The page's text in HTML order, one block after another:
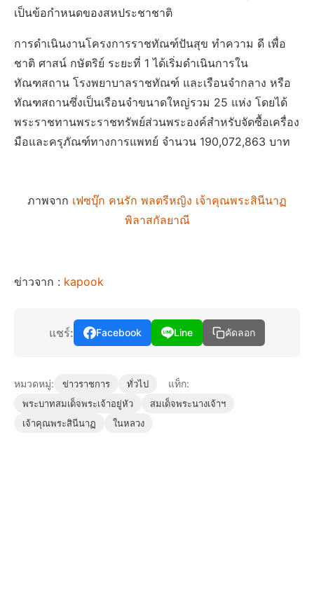
เป็นข้อกำหนดของสหประชาชาติ
การดำเนินงานโครงการราชทัณฑ์ปันสุข ทำความ ดี เพื่อ
ชาติ ศาสน์ กษัตริย์ ระยะที่ 1 ได้เริ่มดำเนินการใน
ทัณฑสถาน โรงพยาบาลราชทัณฑ์ และเรือนจำกลาง หรือ
ทัณฑสถานซึ่งเป็นเรือนจำขนาดใหญ่รวม 25 แห่ง โดยได้
พระราชทานพระราชทรัพย์ส่วนพระองค์สำหรับจัดซื้อเครื่อง
มือและครุภัณฑ์ทางการแพทย์ จำนวน 190,072,863 บาท
ภาพจาก เฟซบุ๊ก คนรัก พลตรีหญิง เจ้าคุณพระสินีนาฏ
พิลาสกัลยาณี
ข่าวจาก : kapook
แชร์: Facebook Line คัดลอก
หมวดหมู่: ข่าวราชการ ทั่วไป แท็ก:
พระบาทสมเด็จพระเจ้าอยู่หัว
สมเด็จพระนางเจ้าฯ
เจ้าคุณพระสินีนาฏ
ในหลวง